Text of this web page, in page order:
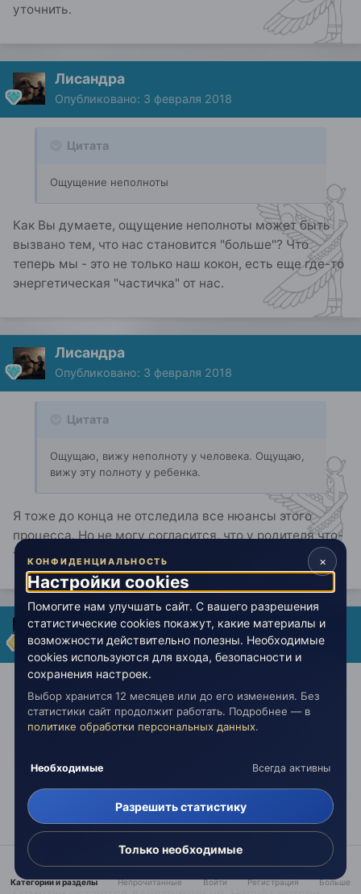
уточнить.
Лисандра
Опубликовано: 3 февраля 2018
Цитата
Ощущение неполноты
Как Вы думаете, ощущение неполноты может быть
вызвано тем, что нас становится "больше"? Что
теперь мы - это не только наш кокон, есть еще где-то
энергетическая "частичка" от нас.
Лисандра
Опубликовано: 3 февраля 2018
Цитата
Ощущаю, вижу неполноту у человека. Ощущаю,
вижу эту полноту у ребенка.
Я тоже до конца не отследила все нюансы этого
процесса. Но не могу согласится, что у родителя что-
то "убыло".
SVG
Опубликовано:3 февраля 2018
03.02.2018 в 00:25, 0-0 сказал:
У женщин на причинном месте ещё и засечки
берегли девственность. Либо обидчика нужно
было убить, чтоб вернуть утраченное. Последняя
из Клеопатр этим и занималась (судя по слухам))
– жрица как-никак.. знала, что и как в человеке
Категории и разделы Непрочитанные Войти Регистрация Больше
×
КОНФИДЕНЦИАЛЬНОСТЬ
Настройки cookies
Помогите нам улучшать сайт. С вашего разрешения
статистические cookies покажут, какие материалы и
возможности действительно полезны. Необходимые
cookies используются для входа, безопасности и
сохранения настроек.
Выбор хранится 12 месяцев или до его изменения. Без
статистики сайт продолжит работать. Подробнее — в
политике обработки персональных данных.
Необходимые Всегда активны
Разрешить статистику
Только необходимые